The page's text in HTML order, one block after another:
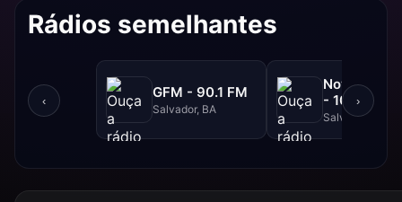
Rádios semelhantes
‹
GFM - 90.1 FM
Salvador, BA
NovaBrasil
- 104.7 FM
Salvador, BA
›